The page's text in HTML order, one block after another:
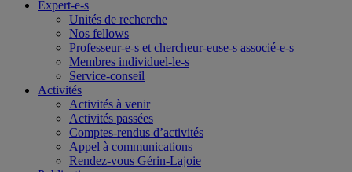
Expert-e-s
Unités de recherche
Nos fellows
Professeur-e-s et chercheur-euse-s associé-e-s
Membres individuel-le-s
Service-conseil
Activités
Activités à venir
Activités passées
Comptes-rendus d’activités
Appel à communications
Rendez-vous Gérin-Lajoie